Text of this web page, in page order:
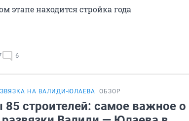
этапе находится стройка года
6
НА ВАЛИДИ-ЮЛАЕВА ОБЗОР
строителей: самое важное о